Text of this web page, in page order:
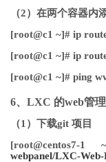
（2）在两个容器内
[root@c1 ~]# ip
[root@c1 ~]# ip
[root@c1 ~]# ping
6、LXC 的web管
（1）下载git 项目
webpanel/LXC-